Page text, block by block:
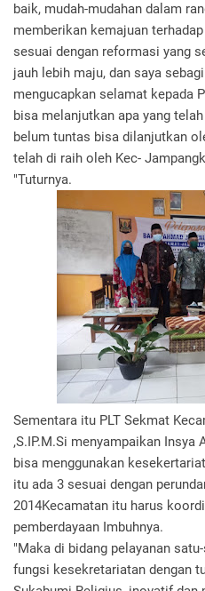
baik, mudah-mudahan dalam
memberikan kemajuan
sesuai dengan reformasi yang
jauh lebih maju, dan saya
mengucapkan selamat kepada
bisa melanjutkan apa yang
belum tuntas bisa dilanjutkan
telah di raih oleh Kec-
"Tuturnya.
Sementara itu PLT Sekmat
,S.IP.M.Si menyampaikan Insya
bisa menggunakan
itu ada 3 sesuai dengan
2014Kecamatan itu harus
pemberdayaan Imbuhnya.
"Maka di bidang pelayanan
fungsi kesekretariatan dengan